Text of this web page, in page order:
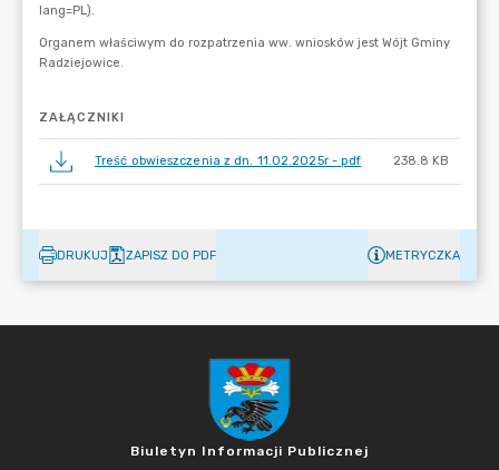
ZAŁĄCZNIKI
Treść obwieszczenia z dn. 11.02.2025r - pdf 238.8 KB
DRUKUJ ZAPISZ DO PDF METRYCZKA
Biuletyn Informacji Publicznej